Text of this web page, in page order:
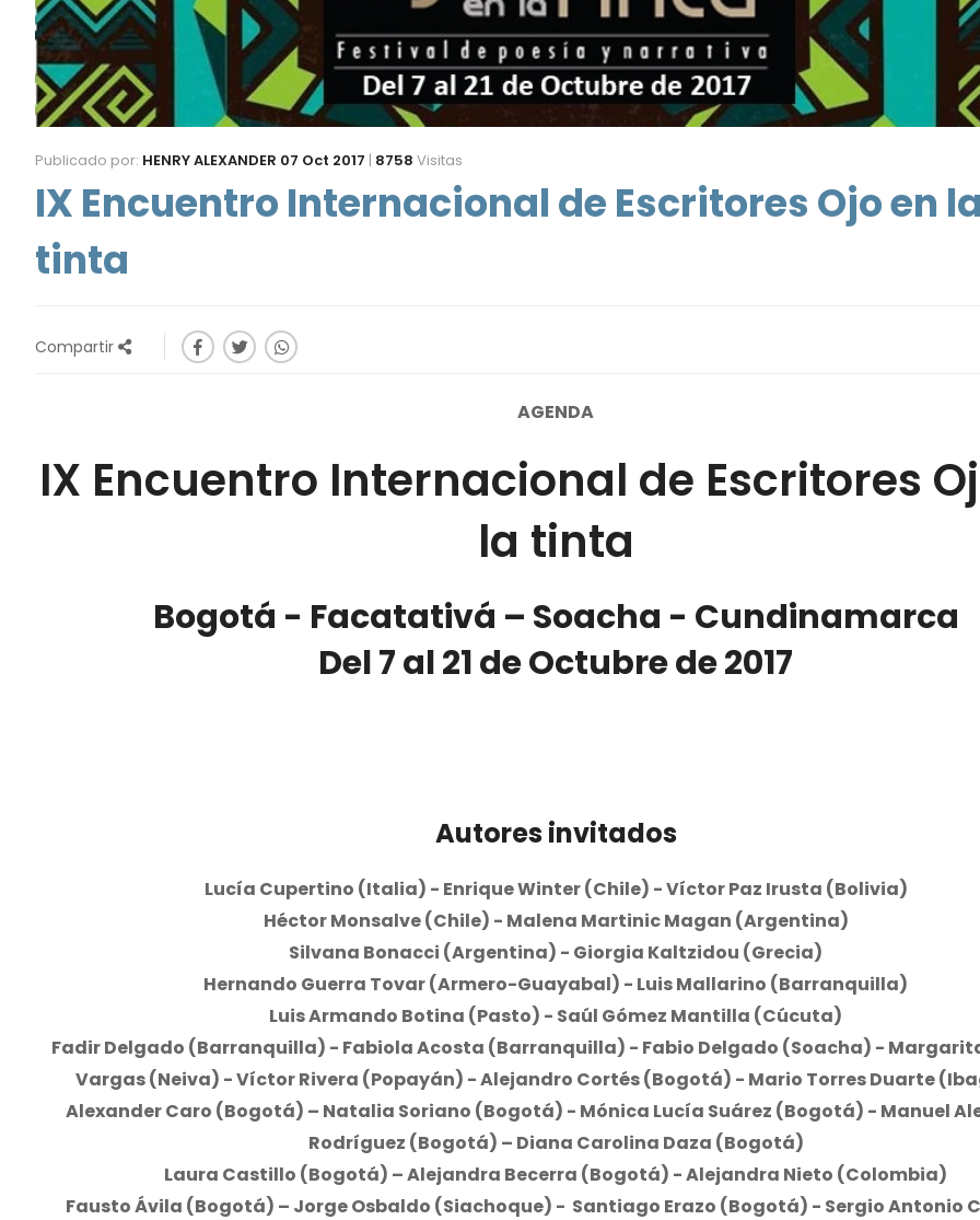
Publicado por: HENRY ALEXANDER 07 Oct 2017 | 8758 Visitas
IX Encuentro Internacional de Escritores Ojo en
tinta
Compartir
AGENDA
IX Encuentro Internacional de Escritores
la tinta
Bogotá - Facatativá – Soacha - Cundinamarca
Del 7 al 21 de Octubre de 2017
Autores invitados
Lucía Cupertino (Italia) - Enrique Winter (Chile) - Víctor Paz Irusta (Bolivia)
Héctor Monsalve (Chile) - Malena Martinic Magan (Argentina)
Silvana Bonacci (Argentina) - Giorgia Kaltzidou (Grecia)
Hernando Guerra Tovar (Armero-Guayabal) - Luis Mallarino (Barranquilla)
Luis Armando Botina (Pasto) - Saúl Gómez Mantilla (Cúcuta)
Fadir Delgado (Barranquilla) - Fabiola Acosta (Barranquilla) - Fabio Delgado (Soacha) -
Vargas (Neiva) - Víctor Rivera (Popayán) - Alejandro Cortés (Bogotá) - Mario Torres Duarte
Alexander Caro (Bogotá) – Natalia Soriano (Bogotá) - Mónica Lucía Suárez (Bogotá) - Manuel
Rodríguez (Bogotá) – Diana Carolina Daza (Bogotá)
Laura Castillo (Bogotá) – Alejandra Becerra (Bogotá) - Alejandra Nieto (Colombia)
Fausto Ávila (Bogotá) – Jorge Osbaldo (Siachoque) - Santiago Erazo (Bogotá) - Sergio Antonio